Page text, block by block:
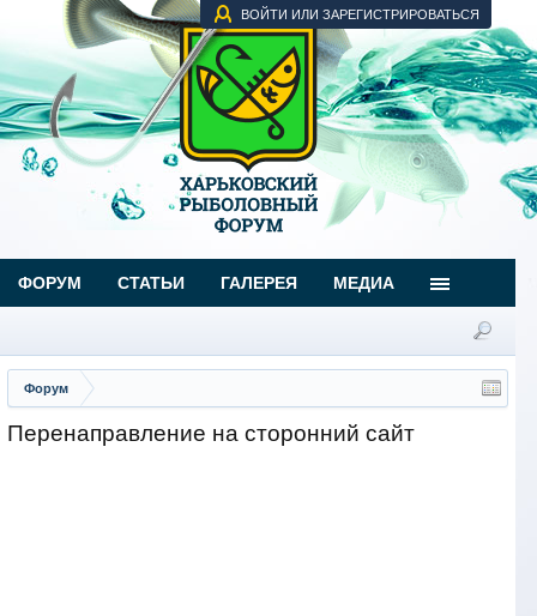
ВОЙТИ ИЛИ ЗАРЕГИСТРИРОВАТЬСЯ
Форум
Перенаправление на сторонний сайт
ФОРУМ СТАТЬИ ГАЛЕРЕЯ МЕДИА